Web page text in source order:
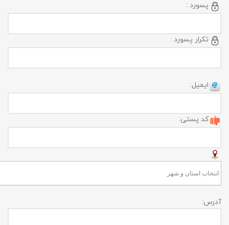
پسورد :
تکرار پسورد :
ایمیل:
کد پستی:
آدرس: